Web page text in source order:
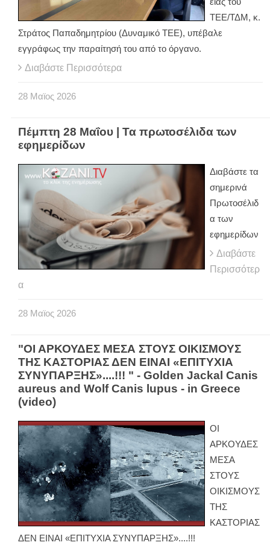
ΤΕΕ/ΤΔΜ, κ.
Στράτος Παπαδημητρίου (Δυναμικό ΤΕΕ), υπέβαλε
εγγράφως την παραίτησή του από το όργανο.
Διαβάστε Περισσότερα
28 Μαϊος 2026
Πέμπτη 28 Μαΐου | Τα πρωτοσέλιδα των
εφημερίδων
Διαβάστε τα
σημερινά
Πρωτοσέλιδ
α των
εφημερίδων
Διαβάστε
Περισσότερ
α
28 Μαϊος 2026
"ΟΙ ΑΡΚΟΥΔΕΣ ΜΕΣΑ ΣΤΟΥΣ ΟΙΚΙΣΜΟΥΣ
ΤΗΣ ΚΑΣΤΟΡΙΑΣ ΔΕΝ ΕΙΝΑΙ «ΕΠΙΤΥΧΙΑ
ΣΥΝΥΠΑΡΞΗΣ»....!!! " - Golden Jackal Canis
aureus and Wolf Canis lupus - in Greece
(video)
ΟΙ
ΑΡΚΟΥΔΕΣ
ΜΕΣΑ
ΣΤΟΥΣ
ΟΙΚΙΣΜΟΥΣ
ΤΗΣ
ΚΑΣΤΟΡΙΑΣ
ΔΕΝ ΕΙΝΑΙ «ΕΠΙΤΥΧΙΑ ΣΥΝΥΠΑΡΞΗΣ»....!!!